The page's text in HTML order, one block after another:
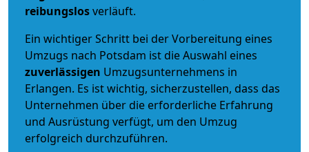
reibungslosverläuft.
Ein wichtiger Schritt bei der Vorbereitung eines
Umzugs nach Potsdam ist die Auswahl eines
zuverlässigen Umzugsunternehmens in
Erlangen. Es ist wichtig, sicherzustellen, dass das
Unternehmen über die erforderliche Erfahrung
und Ausrüstung verfügt, um den Umzug
erfolgreich durchzuführen.